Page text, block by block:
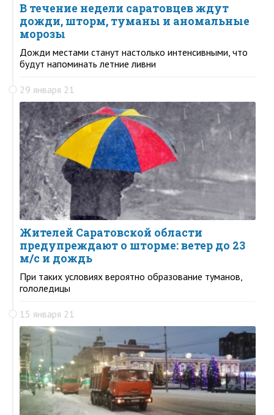
В течение недели саратовцев ждут
дожди, шторм, туманы и аномальные
морозы
Дожди местами станут настолько интенсивными, что
будут напоминать летние ливни
29 января 21
Жителей Саратовской области
предупреждают о шторме: ветер до 23
м/с и дождь
При таких условиях вероятно образование туманов,
гололедицы
15 января 21